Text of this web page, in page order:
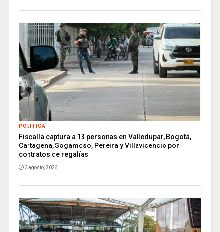
POLITICA
Fiscalía captura a 13 personas en Valledupar, Bogotá,
Cartagena, Sogamoso, Pereira y Villavicencio por
contratos de regalías
3 agosto, 2026